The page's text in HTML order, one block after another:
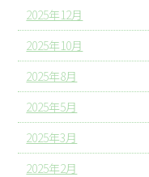
2025年12月
2025年10月
2025年8月
2025年5月
2025年3月
2025年2月